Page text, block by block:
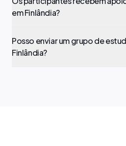
em Finlândia?
Posso enviar um grupo de
Finlândia?